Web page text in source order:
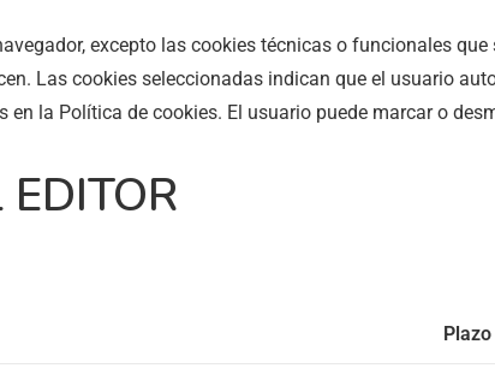
excepto las cookies técnicas o funcionales que
Las cookies seleccionadas indican que el usuario
la Política de cookies. El usuario puede marcar o
Plazo